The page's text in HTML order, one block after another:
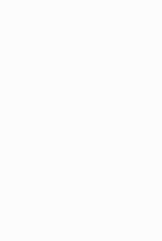
徒歩10分
35.81㎡